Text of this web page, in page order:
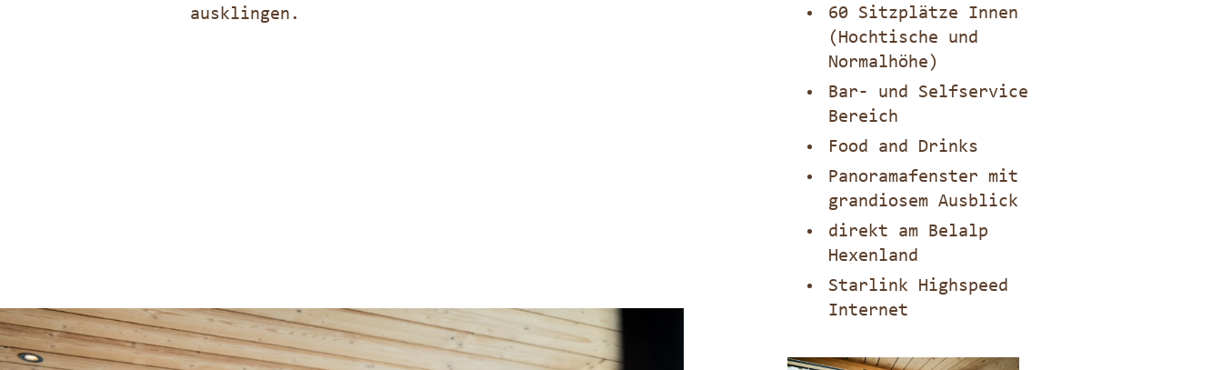
ausklingen.
60 Sitzplätze Innen
(Hochtische und
Normalhöhe)
Bar- und Selfservice
Bereich
Food and Drinks
Panoramafenster mit
grandiosem Ausblick
direkt am Belalp
Hexenland
Starlink Highspeed
Internet